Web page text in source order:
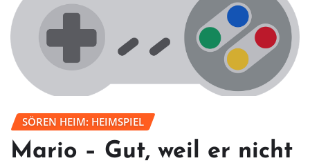
SÖREN HEIM: HEIMSPIEL
Mario – Gut, weil er nicht